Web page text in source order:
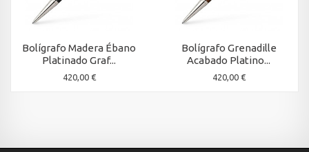
Bolígrafo Madera Ébano
Platinado Graf...
420,00 €
Bolígrafo Grenadille
Acabado Platino...
420,00 €